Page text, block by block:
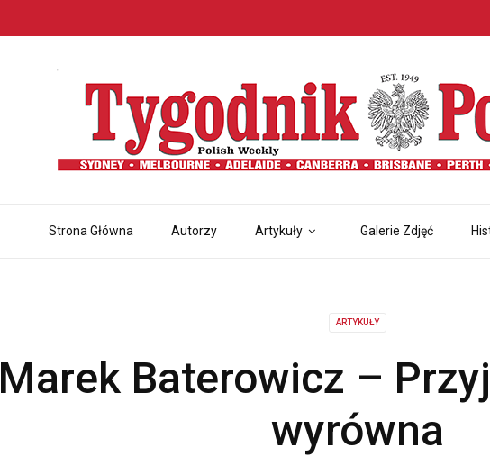
Strona Główna Autorzy Artykuły Galerie Zdjęć
ARTYKUŁY
Marek Baterowicz –
wyrówna